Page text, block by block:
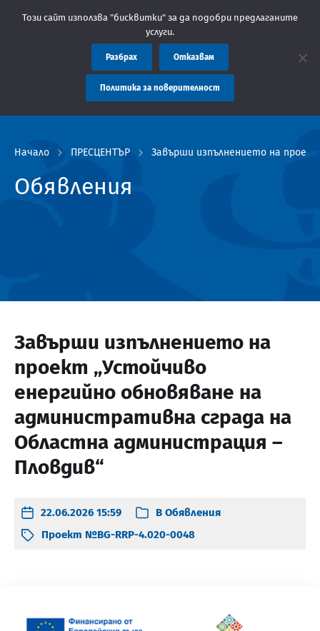
Областна администрация Пловдив препоръчва
Начало ПРЕСЦЕНТЪР Завърши изпълнението на
Обявления
Завърши изпълнението на
проект „Устойчиво
енергийно обновяване на
административна сграда на
Областна администрация –
Пловдив“
22.06.2026 15:59 В Обявления
Проект №BG-RRP-4.020-0048
Този сайт използва "бисквитки" за да подобри предлаганите
услуги.
Разбрах Отказвам
Политика за поверителност